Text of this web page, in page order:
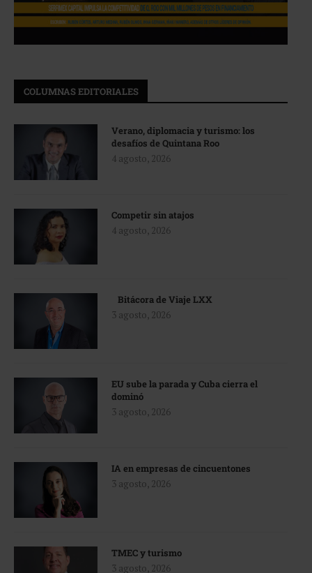
COLUMNAS EDITORIALES
Verano, diplomacia y turismo: los
desafíos de Quintana Roo
4 agosto, 2026
Competir sin atajos
4 agosto, 2026
Bitácora de Viaje LXX
3 agosto, 2026
EU sube la parada y Cuba cierra el
dominó
3 agosto, 2026
IA en empresas de cincuentones
3 agosto, 2026
TMEC y turismo
3 agosto, 2026